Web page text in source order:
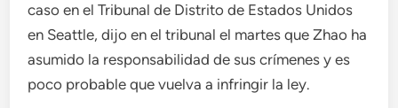
caso en el Tribunal de Distrito de Estados Unidos
en Seattle, dijo en el tribunal el martes que Zhao ha
asumido la responsabilidad de sus crímenes y es
poco probable que vuelva a infringir la ley.